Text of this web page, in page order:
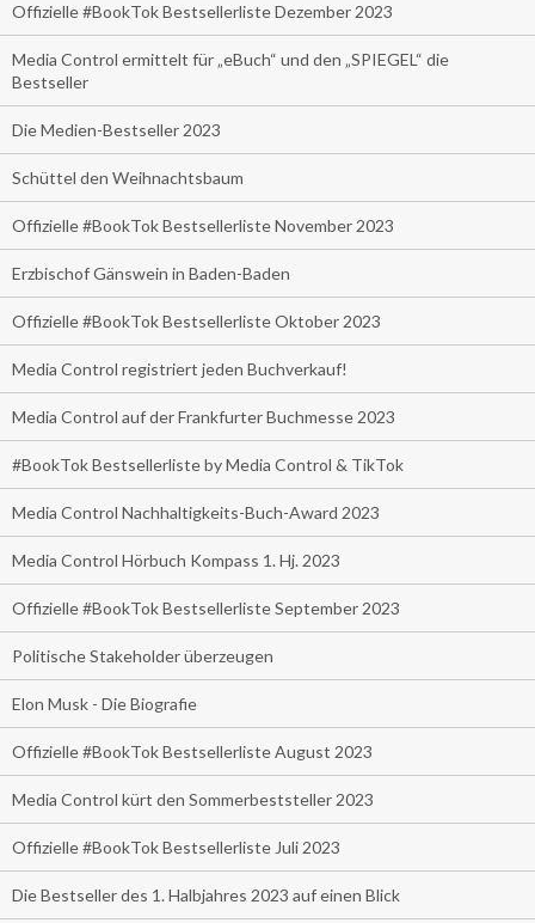
Offizielle #BookTok Bestsellerliste Dezember 2023
Media Control ermittelt für „eBuch“ und den „SPIEGEL“ die
Bestseller
Die Medien-Bestseller 2023
Schüttel den Weihnachtsbaum
Offizielle #BookTok Bestsellerliste November 2023
Erzbischof Gänswein in Baden-Baden
Offizielle #BookTok Bestsellerliste Oktober 2023
Media Control registriert jeden Buchverkauf!
Media Control auf der Frankfurter Buchmesse 2023
#BookTok Bestsellerliste by Media Control & TikTok
Media Control Nachhaltigkeits-Buch-Award 2023
Media Control Hörbuch Kompass 1. Hj. 2023
Offizielle #BookTok Bestsellerliste September 2023
Politische Stakeholder überzeugen
Elon Musk - Die Biografie
Offizielle #BookTok Bestsellerliste August 2023
Media Control kürt den Sommerbeststeller 2023
Offizielle #BookTok Bestsellerliste Juli 2023
Die Bestseller des 1. Halbjahres 2023 auf einen Blick